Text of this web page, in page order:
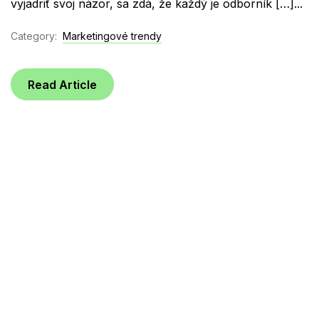
vyjadriť svoj názor, sa zdá, že každý je odborník […]...
Category: Marketingové trendy
Read Article